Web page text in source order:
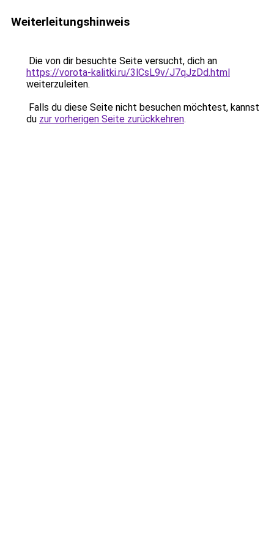
Weiterleitungshinweis
Die von dir besuchte Seite versucht, dich an
https://vorota-kalitki.ru/3lCsL9v/J7qJzDd.html
weiterzuleiten.
Falls du diese Seite nicht besuchen möchtest, kannst
du zur vorherigen Seite zurückkehren.